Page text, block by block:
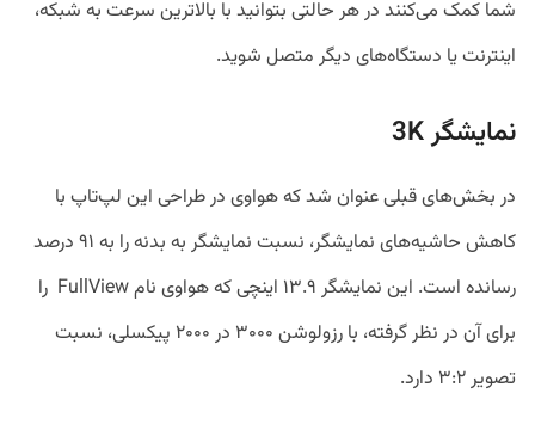
شما کمک می‌‎کنند در هر حالتی بتوانید با بالاترین سرعت به شبکه،
اینترنت یا دستگاه‌های دیگر متصل شوید.
نمایشگر 3K
در بخش‌های قبلی عنوان شد که هواوی در طراحی این لپ‌‎تاپ با
کاهش حاشیه‌های نمایشگر، نسبت نمایشگر به بدنه را به ۹۱ درصد
رسانده است. این نمایشگر ۱۳.۹ اینچی که هواوی نام FullView را
برای آن در نظر گرفته، با رزولوشن ۳۰۰۰ در ۲۰۰۰ پیکسلی، نسبت
تصویر ۳:۲ دارد.